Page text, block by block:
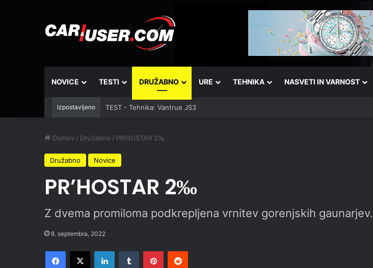
NOVICE TESTI DRUŽABNO URE TEHNIKA NASVETI IN VARNOST
Izpostavljeno TEST - Tehnika: Vantrue JS3
Domov / Družabno / PR’HOSTAR 2‰
Družabno Novice
PR’HOSTAR 2‰
Z dvema promiloma podkrepljena vrnitev gorenjskih gaunarjev.
8. septembra, 2022
Facebook
X LinkedInTumblr PinterestReddit